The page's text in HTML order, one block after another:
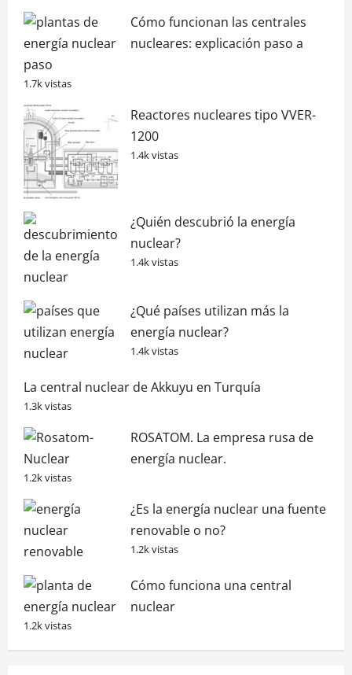
Cómo funcionan las centrales
nucleares: explicación paso a
paso
1.7k vistas
Reactores nucleares tipo VVER-
1200
1.4k vistas
¿Quién descubrió la energía
nuclear?
1.4k vistas
¿Qué países utilizan más la
energía nuclear?
1.4k vistas
La central nuclear de Akkuyu en Turquía
1.3k vistas
ROSATOM. La empresa rusa de
energía nuclear.
1.2k vistas
¿Es la energía nuclear una fuente
renovable o no?
1.2k vistas
Cómo funciona una central
nuclear
1.2k vistas